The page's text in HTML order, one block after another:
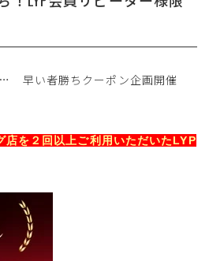
早い者勝ちクーポン企画開催
を２回以上ご利用いただいたLYP